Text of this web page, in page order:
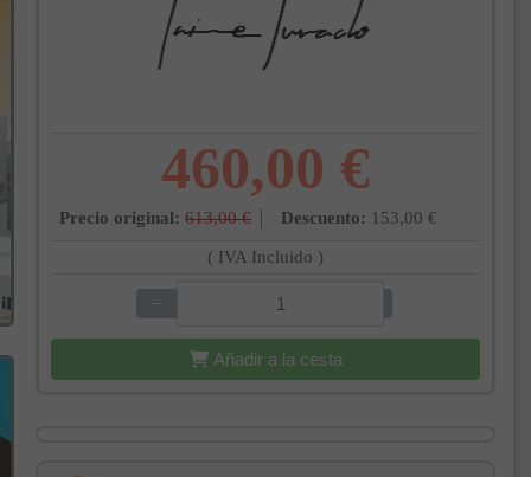
460,00 €
Precio original: 613,00 € Descuento: 153,00 €
( IVA Incluido )
−
Añadir a la cesta